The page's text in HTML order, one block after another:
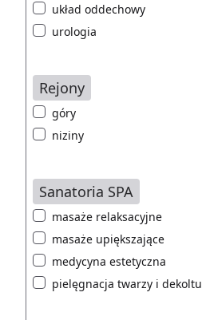
układ oddechowy
urologia
Rejony
góry
niziny
Sanatoria SPA
masaże relaksacyjne
masaże upiększające
medycyna estetyczna
pielęgnacja twarzy i dekoltu